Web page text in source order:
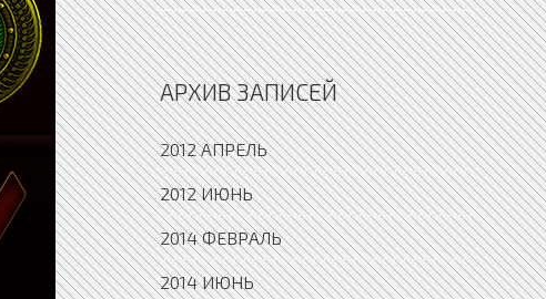
АРХИВ ЗАПИСЕЙ
2012 АПРЕЛЬ
2012 ИЮНЬ
2014 ФЕВРАЛЬ
2014 ИЮНЬ